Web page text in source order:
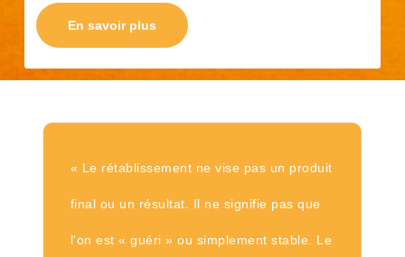
En savoir plus
« Le rétablissement ne vise pas un produit
final ou un résultat. Il ne signifie pas que
l'on est « guéri » ou simplement stable. Le